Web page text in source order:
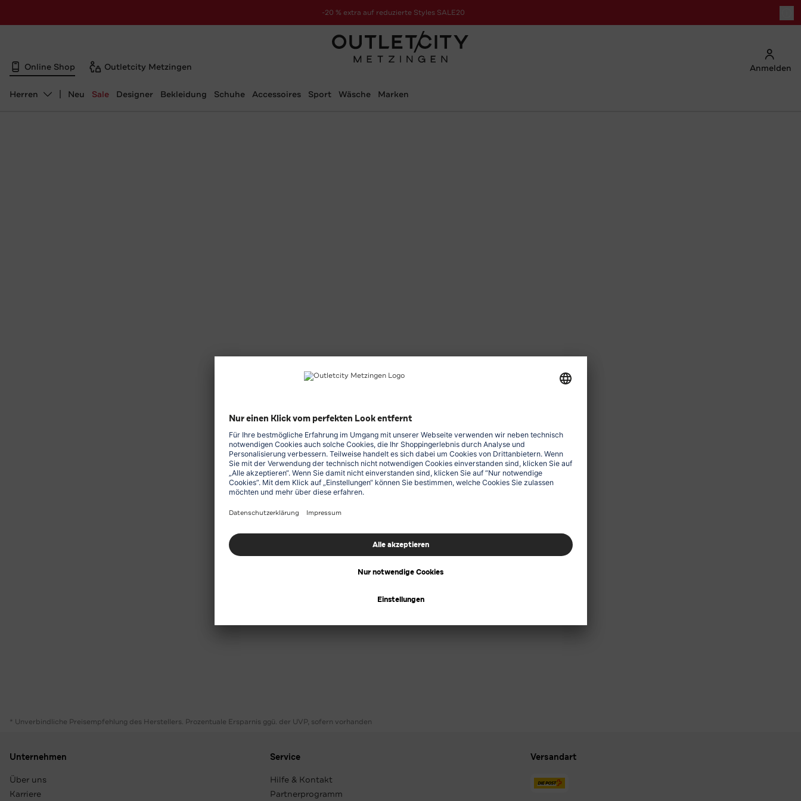
-20 % extra auf reduzierte Styles SALE20
zur Aktion
Online Shop Outletcity Metzingen Anmelden
Abteilung ändern, ausgewählt:
Herren Neu Sale Designer Bekleidung Schuhe Accessoires Sport Wäsche Marken
* Unverbindliche Preisempfehlung des Herstellers. Prozentuale Ersparnis ggü. der UVP, sofern vorhanden
Unternehmen
Über uns
Karriere
Service
Hilfe & Kontakt
Partnerprogramm
Versandart